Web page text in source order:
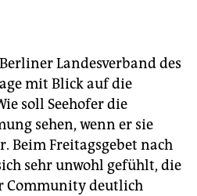
werden und zu
und Rassismus
am und rund um den
sind im Netz unter
zu finden.
Landesverband des
mit Blick auf die
soll Seehofer die
sehen, wenn er sie
Beim Freitagsgebet nach
sehr unwohl gefühlt, die
Community deutlich